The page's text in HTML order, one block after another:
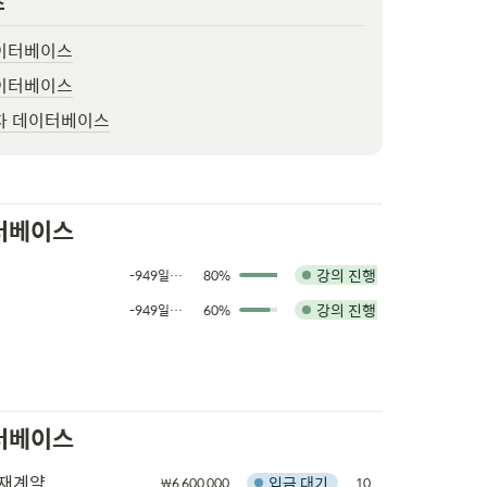
터베이스
터베이스
데이터베이스
베이스
-949일 남음 80% 강의 진행
-949일 남음 60% 강의 진행
베이스
₩6,600,000 10